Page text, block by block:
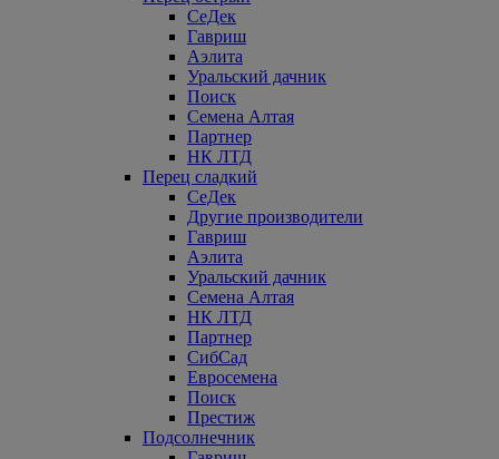
СеДек
Гавриш
Аэлита
Уральский дачник
Поиск
Семена Алтая
Партнер
НК ЛТД
Перец сладкий
СеДек
Другие производители
Гавриш
Аэлита
Уральский дачник
Семена Алтая
НК ЛТД
Партнер
СибСад
Евросемена
Поиск
Престиж
Подсолнечник